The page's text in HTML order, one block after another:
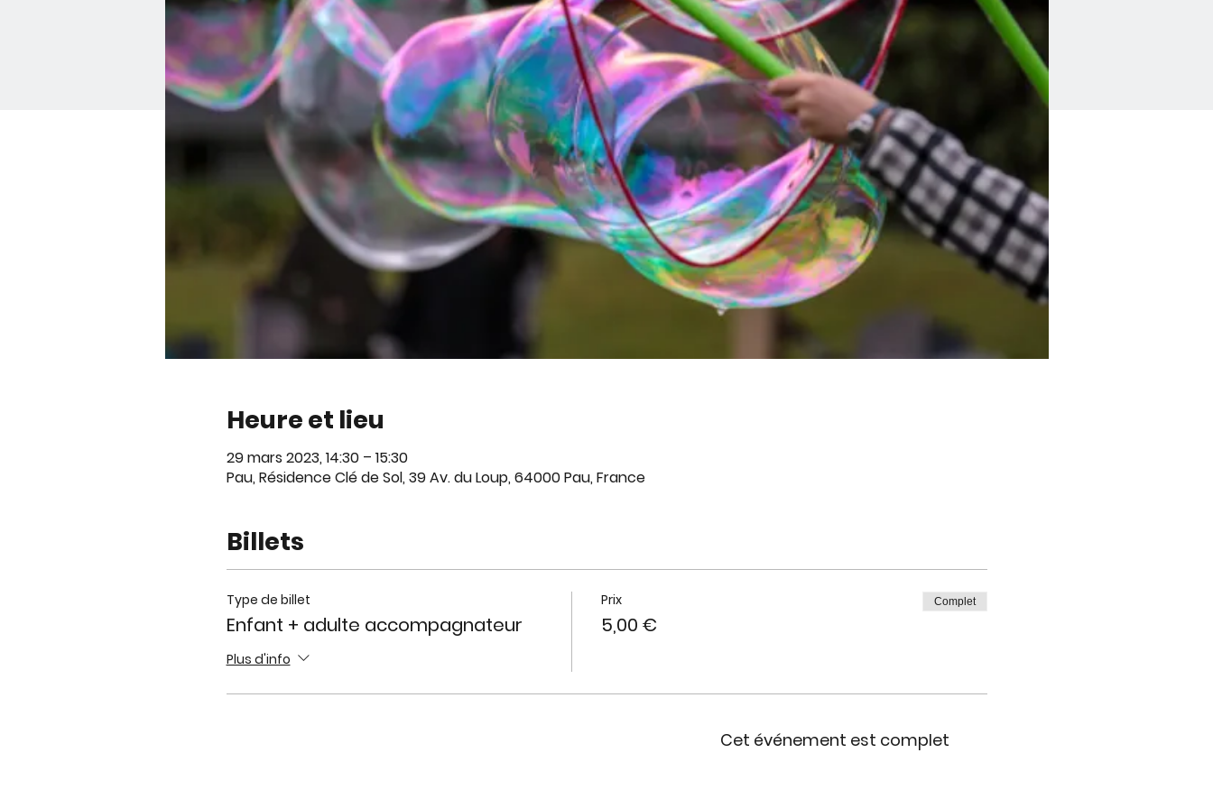
Heure et lieu
29 mars 2023, 14:30 – 15:30
Pau, Résidence Clé de Sol, 39 Av. du Loup, 64000 Pau, France
Billets
Type de billet
Enfant + adulte accompagnateur
Plus d'info
Prix
5,00 €
Complet
Cet événement est complet